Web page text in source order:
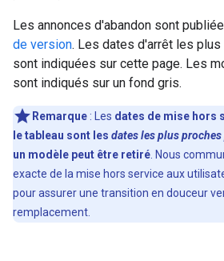
Les annonces d'abandon sont
de version. Les dates d'arrêt les
sont indiquées sur cette page. Les
sont indiqués sur un fond gris.
Remarque : Les dates de mise hors
le tableau sont les dates les plus
un modèle peut être retiré . Nous
exacte de la mise hors service aux
pour assurer une transition en douceur
remplacement.